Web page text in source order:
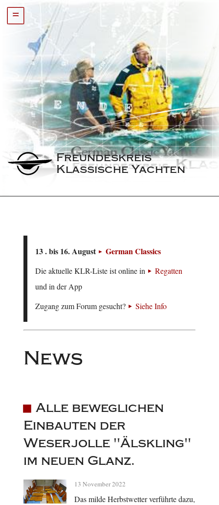
=
Freundeskreis
Klassische Yachten
13 . bis 16. August German Classics
Die aktuelle KLR-Liste ist online in
Regatten
und in der App
Zugang zum Forum gesucht?
Siehe Info
News
Alle beweglichen
Einbauten der
Weserjolle "Älskling"
im neuen Glanz.
13 November 2022
Das milde Herbstwetter verführte dazu,